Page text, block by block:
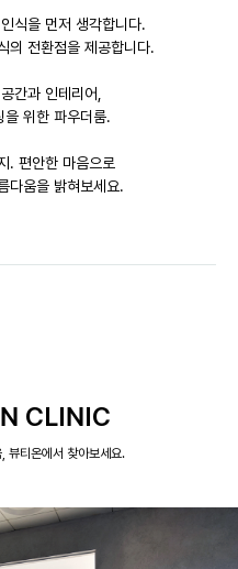
식을 먼저 생각합니다.
의 전환점을 제공합니다.
간과 인테리어,
위한 파우더룸.
. 편안한 마음으로
다움을 밝혀보세요.
CLINIC
뷰티온에서 찾아보세요.